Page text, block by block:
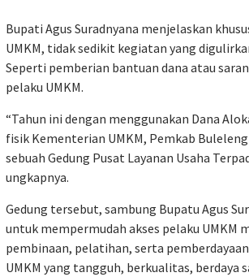
Bupati Agus Suradnyana menjelaskan
UMKM, tidak sedikit kegiatan yang
Seperti pemberian bantuan dana atau
pelaku UMKM.
“Tahun ini dengan menggunakan Dana
fisik Kementerian UMKM, Pemkab
sebuah Gedung Pusat Layanan Usaha
ungkapnya.
Gedung tersebut, sambung Bupatu Agus
untuk mempermudah akses pelaku UMKM
pembinaan, pelatihan, serta
UMKM yang tangguh, berkualitas, berdaya